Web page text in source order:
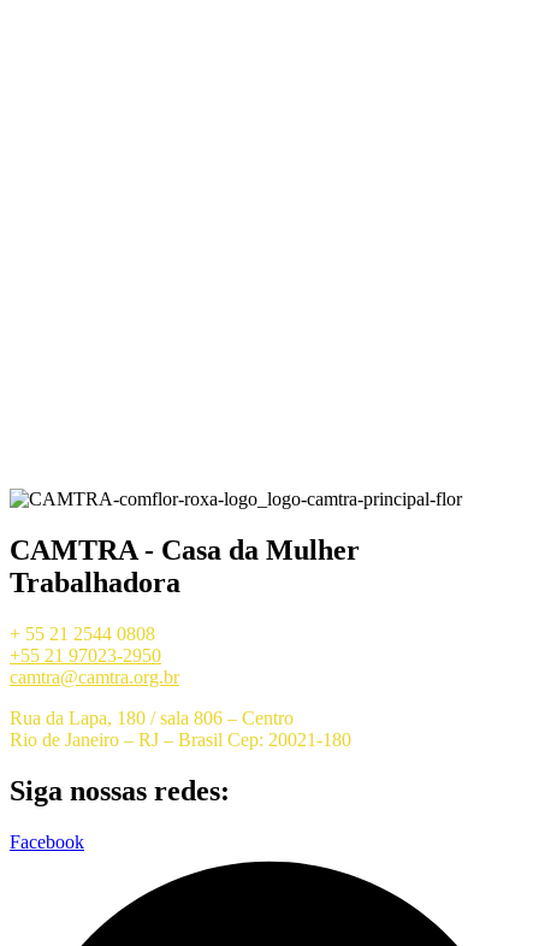
CAMTRA - Casa da Mulher
Trabalhadora
+ 55 21 2544 0808
+55 21 97023-2950
camtra@camtra.org.br
Rua da Lapa, 180 / sala 806 – Centro
Rio de Janeiro – RJ – Brasil Cep: 20021-180
Siga nossas redes:
Facebook